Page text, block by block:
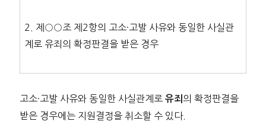
2. 제○○조 제2항의 고소·고발 사유와 동일한 사실관
계로 유죄의 확정판결을 받은 경우
고소·고발 사유와 동일한 사실관계로 유죄 의 확정판결을
받은 경우에는 지원결정을 취소할 수 있다.